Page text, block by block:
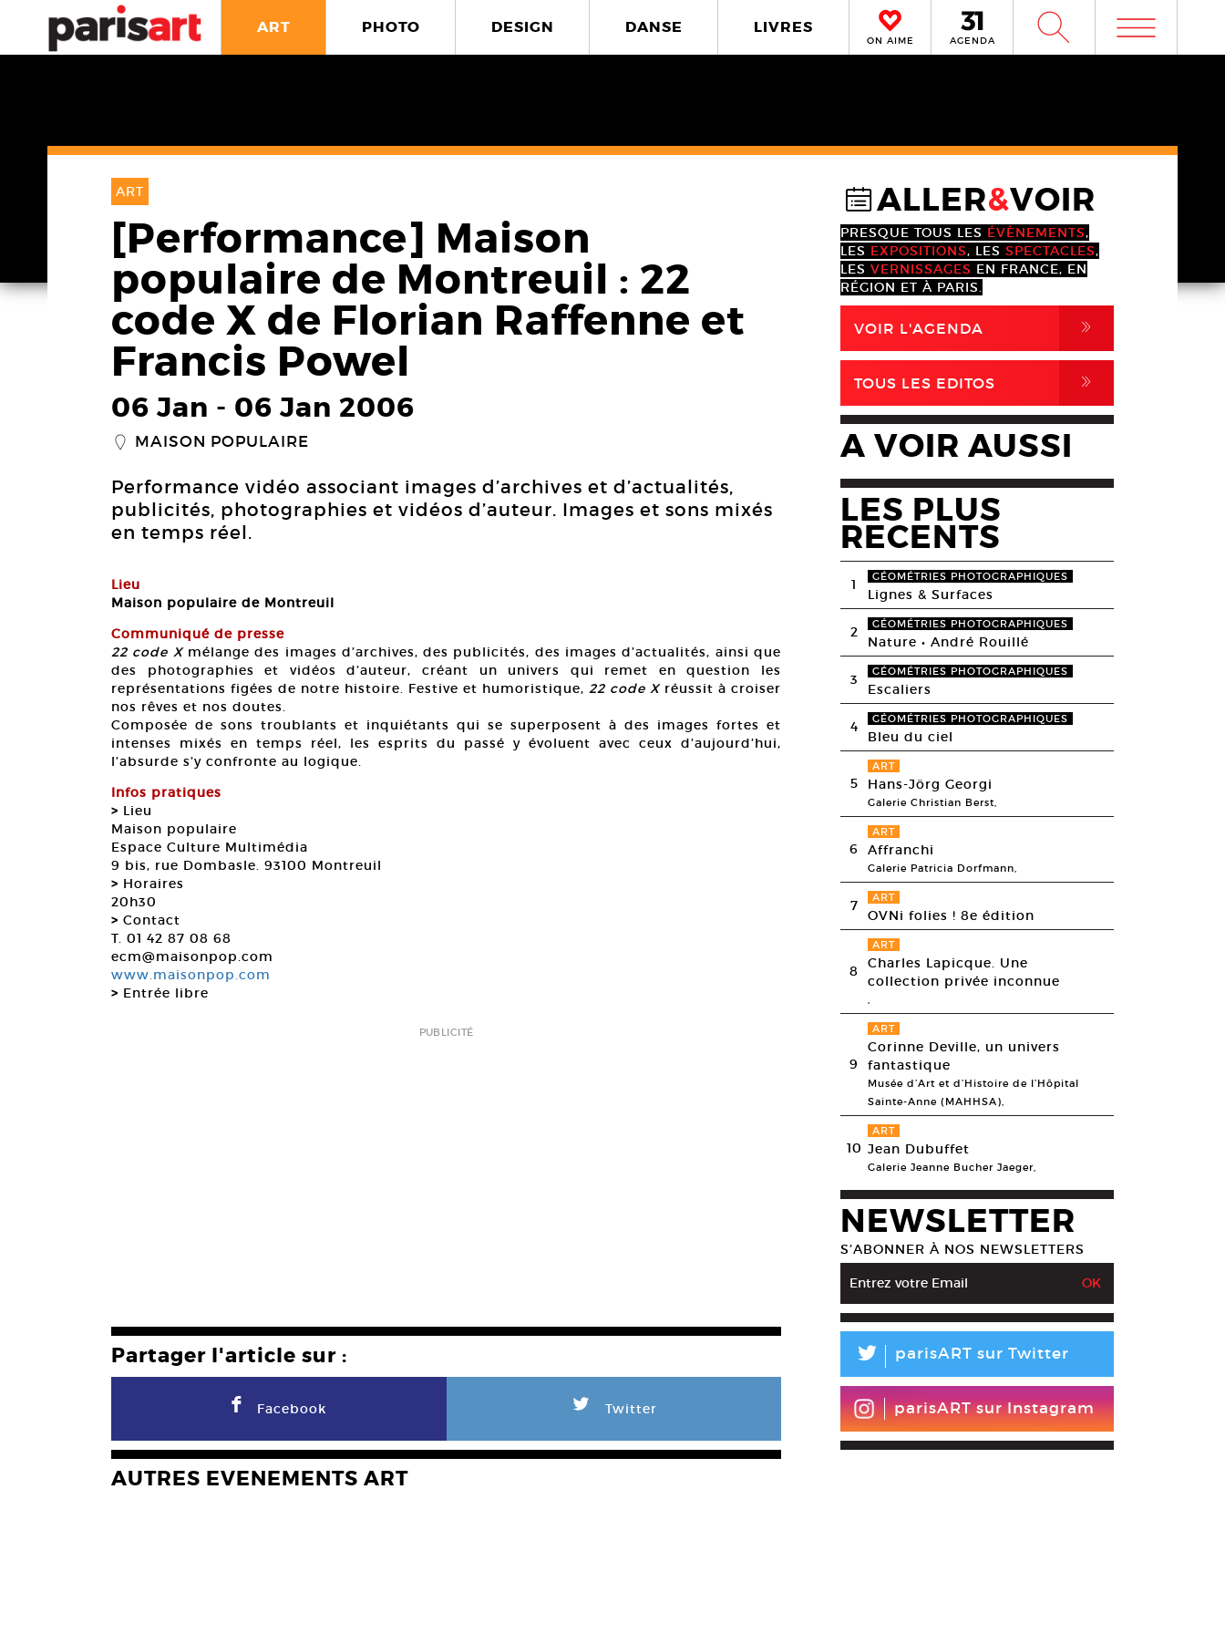
ART PHOTO DESIGN DANSE LIVRES
ON AIME AGENDA W m
ART
[Performance] Maison
populaire de Montreuil : 22
code X de Florian Raffenne et
Francis Powel
06 Jan - 06 Jan 2006
_ MAISON POPULAIRE
Performance vidéo associant images d’archives et d’actualités,
publicités, photographies et vidéos d’auteur. Images et sons mixés
en temps réel.
Lieu
Maison populaire de Montreuil
Communiqué de presse
22 code Xmélange des images d’archives, des publicités, des images d’actualités, ainsi que
des photographies et vidéos d’auteur, créant un univers qui remet en question les
représentations figées de notre histoire. Festive et humoristique, 22 code Xréussit à croiser
nos rêves et nos doutes.
Composée de sons troublants et inquiétants qui se superposent à des images fortes et
intenses mixés en temps réel, les esprits du passé y évoluent avec ceux d’aujourd’hui,
l’absurde s’y confronte au logique.
Infos pratiques
> Lieu
Maison populaire
Espace Culture Multimédia
9 bis, rue Dombasle. 93100 Montreuil
> Horaires
20h30
> Contact
T. 01 42 87 08 68
ecm@maisonpop.com
www.maisonpop.com
> Entrée libre
PUBLICITÉ
Partager l'article sur :
F Facebook L Twitter
AUTRES EVENEMENTS ART
@ALLER&VOIR
PRESQUE TOUS LES ÉVÈNEMENTS,
LES EXPOSITIONS, LES SPECTACLES,
LES VERNISSAGES EN FRANCE, EN
RÉGION ET À PARIS.
VOIR L'AGENDA ,
TOUS LES EDITOS ,
A VOIR AUSSI
LES PLUS
RECENTS
1 GÉOMÉTRIES PHOTOGRAPHIQUES
Lignes & Surfaces
2 GÉOMÉTRIES PHOTOGRAPHIQUES
Nature • André Rouillé
3 GÉOMÉTRIES PHOTOGRAPHIQUES
Escaliers
4 GÉOMÉTRIES PHOTOGRAPHIQUES
Bleu du ciel
5
ART
Hans-Jörg Georgi
Galerie Christian Berst,
6
ART
Affranchi
Galerie Patricia Dorfmann,
7 ART
OVNi folies ! 8e édition
8
ART
Charles Lapicque. Une
collection privée inconnue
,
9
ART
Corinne Deville, un univers
fantastique
Musée d’Art et d’Histoire de l’Hôpital
Sainte-Anne (MAHHSA),
10
ART
Jean Dubuffet
Galerie Jeanne Bucher Jaeger,
NEWSLETTER
S’ABONNER À NOS NEWSLETTERS
L parisART sur Twitter
parisART sur Instagram